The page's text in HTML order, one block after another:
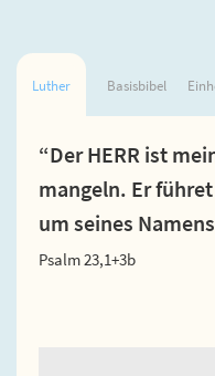
Luther Basisbibel
“Der HERR ist
mangeln. Er
um seines
Psalm 23,1+3b